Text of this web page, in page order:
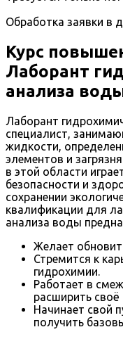
Обработка заявки в
Курс
Лаборант
анализа
Лаборант
специалист,
жидкости,
элементов и
в этой области
безопасности и
сохранении
квалификации для
анализа воды
Желает
Стремится к
гидрохимии.
Работает в
расширить своë
Начинает свой
получить